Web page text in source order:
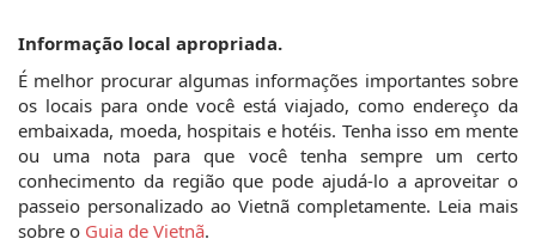
Informação local apropriada.
É melhor procurar algumas informações importantes sobre
os locais para onde você está viajado, como endereço da
embaixada, moeda, hospitais e hotéis. Tenha isso em mente
ou uma nota para que você tenha sempre um certo
conhecimento da região que pode ajudá-lo a aproveitar o
passeio personalizado ao Vietnã completamente. Leia mais
sobre o Guia de Vietnã.